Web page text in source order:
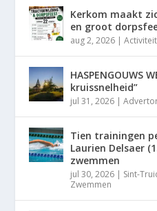
Kerkom maakt
en groot
aug 2, 2026 |
HASPENGOUWS
kruissnelheid”
jul 31, 2026 |
Tien trainingen
Laurien Delsaer
zwemmen
jul 30, 2026 | Sint-
Zwemmen